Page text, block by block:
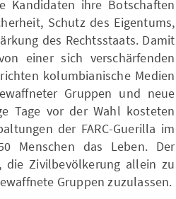
Kandidaten ihre Botschaften
Schutz des Eigentums,
des Rechtsstaats. Damit
einer sich verschärfenden
kolumbianische Medien
Gruppen und neue
Tage vor der Wahl kosteten
der FARC-Guerilla im
Menschen das Leben. Der
die Zivilbevölkerung allein zu
Gruppen zuzulassen.